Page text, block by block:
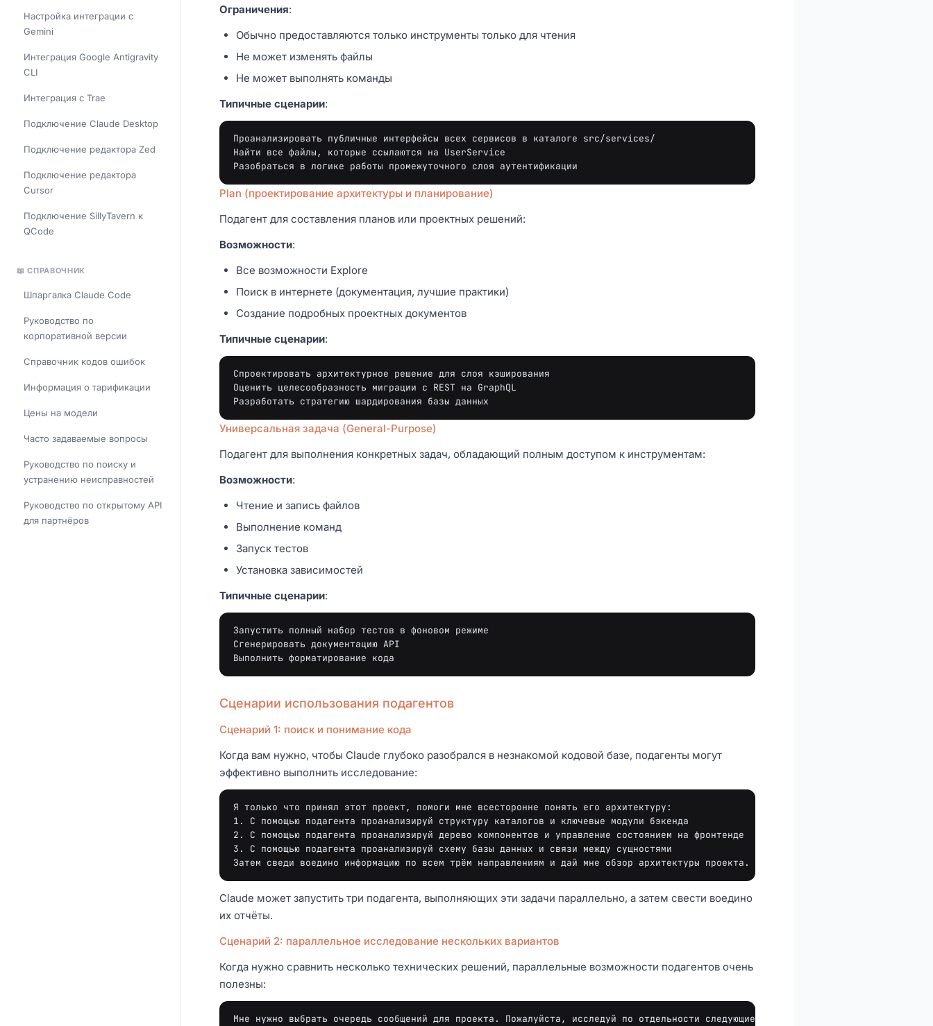
Настройка интеграции с
Gemini
Интеграция Google Antigravity
CLI
Интеграция с Trae
Подключение Claude Desktop
Подключение редактора Zed
Подключение редактора
Cursor
Подключение SillyTavern к
QCode
📖 СПРАВОЧНИК
Шпаргалка Claude Code
Руководство по
корпоративной версии
Справочник кодов ошибок
Информация о тарификации
Цены на модели
Часто задаваемые вопросы
Руководство по поиску и
устранению неисправностей
Руководство по открытому API
для партнёров
Ограничения:
Обычно предоставляются только инструменты только для чтения
Не может изменять файлы
Не может выполнять команды
Типичные сценарии:
Проанализировать публичные интерфейсы всех сервисов в каталоге src/services/
Найти все файлы, которые ссылаются на UserService
Plan (проектирование архитектуры и планирование)
Подагент для составления планов или проектных решений:
Возможности:
Все возможности Explore
Поиск в интернете (документация, лучшие практики)
Создание подробных проектных документов
Типичные сценарии:
Спроектировать архитектурное решение для слоя кэширования
Оценить целесообразность миграции с REST на GraphQL
Универсальная задача (General-Purpose)
Подагент для выполнения конкретных задач, обладающий полным доступом к инструментам:
Возможности:
Чтение и запись файлов
Выполнение команд
Запуск тестов
Установка зависимостей
Типичные сценарии:
Запустить полный набор тестов в фоновом режиме
Сгенерировать документацию API
Сценарии использования подагентов
Сценарий 1: поиск и понимание кода
Когда вам нужно, чтобы Claude глубоко разобрался в незнакомой кодовой базе, подагенты могут
эффективно выполнить исследование:
Я только что принял этот проект, помоги мне всесторонне понять его архитектуру:
1. С помощью подагента проанализируй структуру каталогов и ключевые модули бэкенда
2. С помощью подагента проанализируй дерево компонентов и управление состоянием на фронтенде
3. С помощью подагента проанализируй схему базы данных и связи между сущностями
Claude может запустить три подагента, выполняющих эти задачи параллельно, а затем свести воедино
их отчёты.
Сценарий 2: параллельное исследование нескольких вариантов
Когда нужно сравнить несколько технических решений, параллельные возможности подагентов очень
полезны:
Мне нужно выбрать очередь сообщений для проекта. Пожалуйста, исследуй по отдельности следующие варианты: